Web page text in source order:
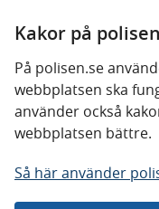
Kakor på
På polisen.se
webbplatsen ska
använder också
webbplatsen bättre.
Så här använder